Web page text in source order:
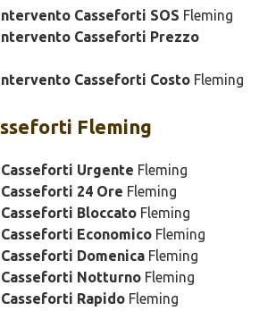
Casseforti SOS Fleming
Casseforti Prezzo
Casseforti Costo Fleming
Fleming
Casseforti Urgente Fleming
24 Ore Fleming
Casseforti Bloccato Fleming
Economico Fleming
Domenica Fleming
Casseforti Notturno Fleming
Rapido Fleming